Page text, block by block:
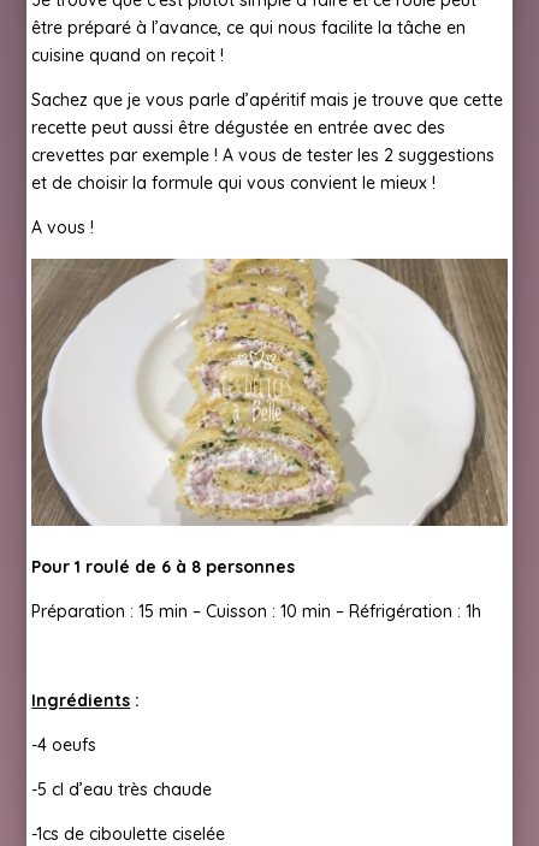
être préparé à l’avance, ce qui nous facilite la tâche en
cuisine quand on reçoit !
Sachez que je vous parle d’apéritif mais je trouve que cette
recette peut aussi être dégustée en entrée avec des
crevettes par exemple ! A vous de tester les 2 suggestions
et de choisir la formule qui vous convient le mieux !
A vous !
Pour 1 roulé de 6 à 8 personnes
Préparation : 15 min – Cuisson : 10 min – Réfrigération : 1h
Ingrédients :
-4 oeufs
-5 cl d’eau très chaude
-1cs de ciboulette ciselée